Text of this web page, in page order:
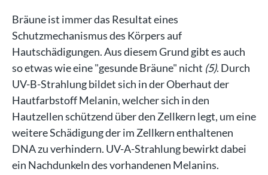
Bräune ist immer das Resultat eines
Schutzmechanismus des Körpers auf
Hautschädigungen. Aus diesem Grund gibt es auch
so etwas wie eine "gesunde Bräune" nicht (5). Durch
UV-B-Strahlung bildet sich in der Oberhaut der
Hautfarbstoff Melanin, welcher sich in den
Hautzellen schützend über den Zellkern legt, um eine
weitere Schädigung der im Zellkern enthaltenen
DNA zu verhindern. UV-A-Strahlung bewirkt dabei
ein Nachdunkeln des vorhandenen Melanins.